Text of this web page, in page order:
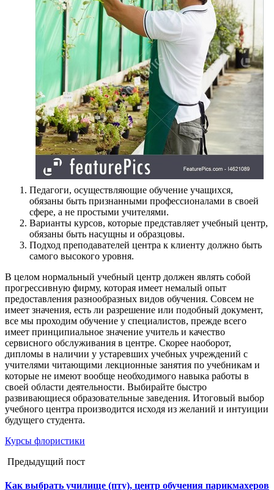
Педагоги, осуществляющие обучение учащихся,
обязаны быть признанными профессионалами в своей
сфере, а не простыми учителями.
Варианты курсов, которые представляет учебный центр,
обязаны быть насущны и образцовы.
Подход преподавателей центра к клиенту должно быть
самого высокого уровня.
В целом нормальный учебный центр должен являть собой
прогрессивную фирму, которая имеет немалый опыт
предоставления разнообразных видов обучения. Совсем не
имеет значения, есть ли разрешение или подобный документ,
все мы проходим обучение у специалистов, прежде всего
имеет принципиальное значение учитель и качество
сервисного обслуживания в центре. Скорее наоборот,
дипломы в наличии у устаревших учебных учреждений с
учителями читающими лекционные занятия по учебникам и
которые не имеют вообще необходимого навыка работы в
своей области деятельности. Выбирайте быстро
развивающиеся образовательные заведения. Итоговый выбор
учебного центра производится исходя из желаний и интуиции
будущего студента.
Курсы флористики
Предыдущий пост
Как выбрать училище (пту), центр обучения парикмахеров